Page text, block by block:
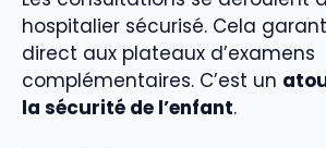
hospitalier sécurisé. Cela
direct aux plateaux d’examens
complémentaires. C’est un
la sécurité de l’enfant.